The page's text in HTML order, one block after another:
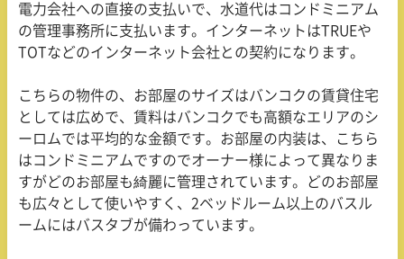
電力会社への直接の支払いで、水道代はコンドミニアム
の管理事務所に支払います。インターネットはTRUEや
TOTなどのインターネット会社との契約になります。
こちらの物件の、お部屋のサイズはバンコクの賃貸住宅
としては広めで、賃料はバンコクでも高額なエリアのシ
ーロムでは平均的な金額です。お部屋の内装は、こちら
はコンドミニアムですのでオーナー様によって異なりま
すがどのお部屋も綺麗に管理されています。どのお部屋
も広々として使いやすく、 2ベッドルーム以上のバスル
ームにはバスタブが備わっています。